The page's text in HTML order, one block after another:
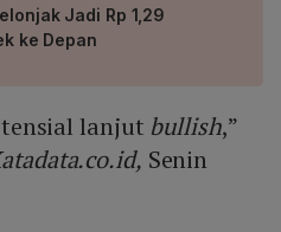
Jadi Rp 1,29
ke Depan
lanjut bullish,”
Senin